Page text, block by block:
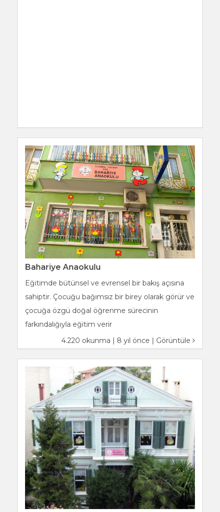
Bahariye Anaokulu
Eğitimde bütünsel ve evrensel bir bakış açısına
sahiptir. Çocuğu bağımsız bir birey olarak görür ve
çocuğa özgü doğal öğrenme sürecinin
farkındalığıyla eğitim verir
4.220 okunma | 8 yıl önce | Görüntüle